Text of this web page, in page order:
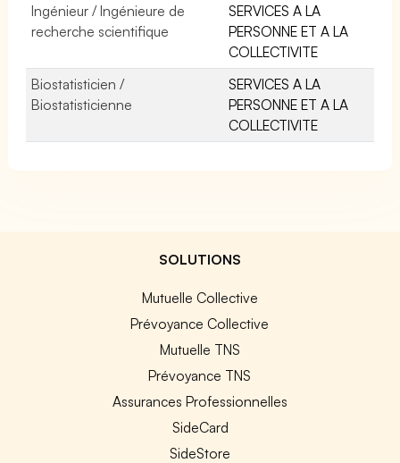
Ingénieur / Ingénieure de
recherche scientifique
SERVICES A LA
PERSONNE ET A LA
COLLECTIVITE
Biostatisticien /
Biostatisticienne
SERVICES A LA
PERSONNE ET A LA
COLLECTIVITE
SOLUTIONS
Mutuelle Collective
Prévoyance Collective
Mutuelle TNS
Prévoyance TNS
Assurances Professionnelles
SideCard
SideStore